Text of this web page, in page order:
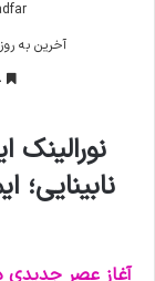
آخرین به روز رسانی:
نورالینک